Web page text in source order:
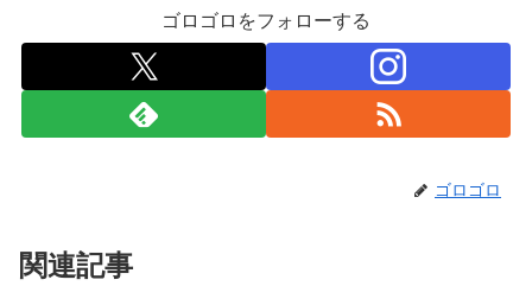
ゴロゴロをフォローする
ゴロゴロ
関連記事